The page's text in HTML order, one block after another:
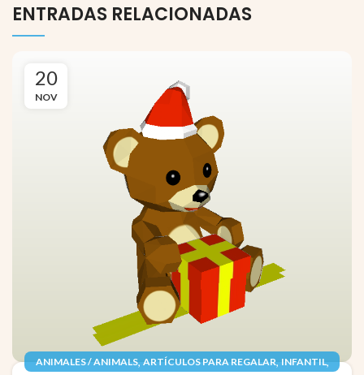
ENTRADAS RELACIONADAS
20
NOV
ANIMALES / ANIMALS, ARTÍCULOS PARA REGALAR, INFANTIL,